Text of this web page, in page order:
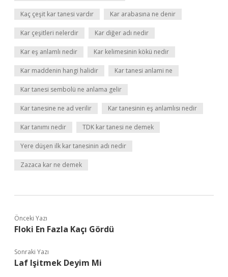
Kaç çeşit kar tanesi vardır Kar arabasına ne denir
Kar çeşitleri nelerdir Kar diğer adı nedir
Kar eş anlamlı nedir Kar kelimesinin kökü nedir
Kar maddenin hangi halidir Kar tanesi anlami ne
Kar tanesi sembolü ne anlama gelir
Kar tanesine ne ad verilir Kar tanesinin eş anlamlısı nedir
Kar tanımı nedir TDK kar tanesi ne demek
Yere düşen ilk kar tanesinin adı nedir
Zazaca kar ne demek
Önceki Yazı
Floki En Fazla Kaçı Gördü
Sonraki Yazı
Laf Işitmek Deyim Mi